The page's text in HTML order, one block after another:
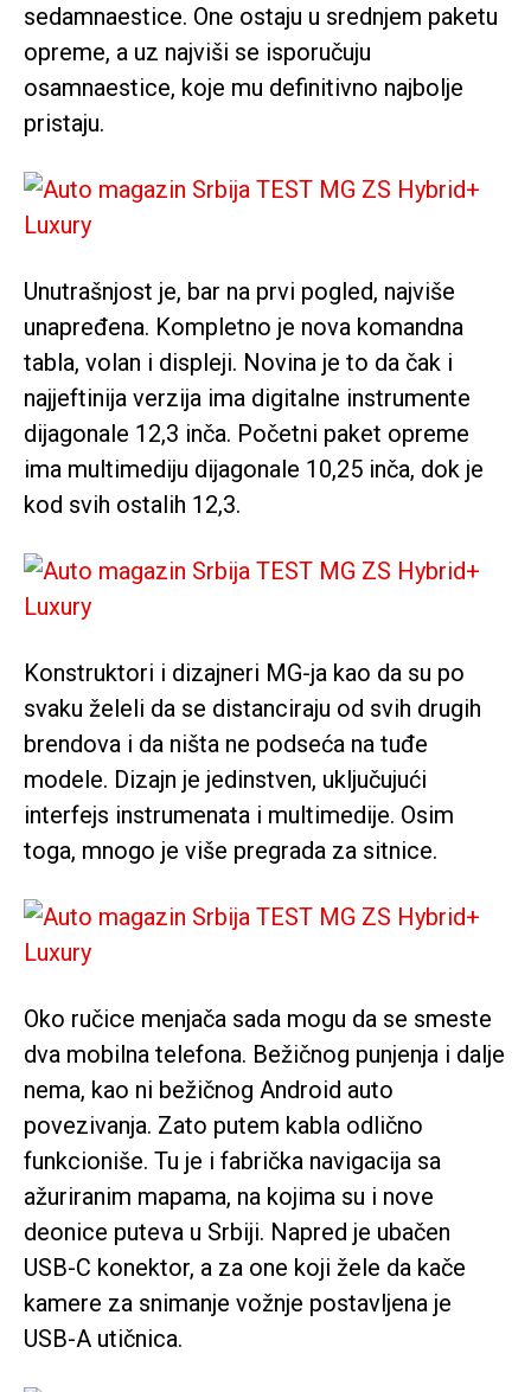
sedamnaestice. One ostaju u srednjem paketu
opreme, a uz najviši se isporučuju
osamnaestice, koje mu definitivno najbolje
pristaju.
Unutrašnjost je, bar na prvi pogled, najviše
unapređena. Kompletno je nova komandna
tabla, volan i displeji. Novina je to da čak i
najjeftinija verzija ima digitalne instrumente
dijagonale 12,3 inča. Početni paket opreme
ima multimediju dijagonale 10,25 inča, dok je
kod svih ostalih 12,3.
Konstruktori i dizajneri MG-ja kao da su po
svaku želeli da se distanciraju od svih drugih
brendova i da ništa ne podseća na tuđe
modele. Dizajn je jedinstven, uključujući
interfejs instrumenata i multimedije. Osim
toga, mnogo je više pregrada za sitnice.
Oko ručice menjača sada mogu da se smeste
dva mobilna telefona. Bežičnog punjenja i dalje
nema, kao ni bežičnog Android auto
povezivanja. Zato putem kabla odlično
funkcioniše. Tu je i fabrička navigacija sa
ažuriranim mapama, na kojima su i nove
deonice puteva u Srbiji. Napred je ubačen
USB-C konektor, a za one koji žele da kače
kamere za snimanje vožnje postavljena je
USB-A utičnica.